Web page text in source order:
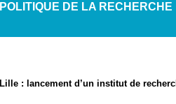
POLITIQUE DE LA RECHERCHE
Lille : lancement d’un institut de